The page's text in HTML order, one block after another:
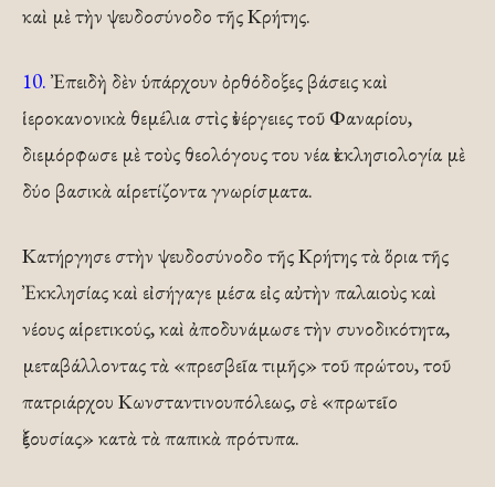
καὶ μὲ τὴν ψευδοσύνοδο τῆς Κρήτης.
10. Ἐπειδὴ δὲν ὑπάρχουν ὀρθόδοξες βάσεις καὶ
ἱεροκανονικὰ θεμέλια στὶς ἐνέργειες τοῦ Φαναρίου,
διεμόρφωσε μὲ τοὺς θεολόγους του νέα ἐκκλησιολογία μὲ
δύο βασικὰ αἱρετίζοντα γνωρίσματα.
Κατήργησε στὴν ψευδοσύνοδο τῆς Κρήτης τὰ ὅρια τῆς
Ἐκκλησίας καὶ εἰσήγαγε μέσα εἰς αὐτὴν παλαιοὺς καὶ
νέους αἱρετικούς, καὶ ἀποδυνάμωσε τὴν συνοδικότητα,
μεταβάλλοντας τὰ «πρεσβεῖα τιμῆς» τοῦ πρώτου, τοῦ
πατριάρχου Κωνσταντινουπόλεως, σὲ «πρωτεῖο
ἐξουσίας» κατὰ τὰ παπικὰ πρότυπα.